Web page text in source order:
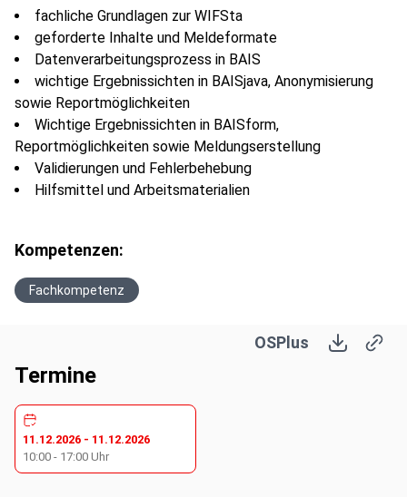
fachliche Grundlagen zur WIFSta
geforderte Inhalte und Meldeformate
Datenverarbeitungsprozess in BAIS
wichtige Ergebnissichten in BAISjava, Anonymisierung
sowie Reportmöglichkeiten
Wichtige Ergebnissichten in BAISform,
Reportmöglichkeiten sowie Meldungserstellung
Validierungen und Fehlerbehebung
Hilfsmittel und Arbeitsmaterialien
Kompetenzen:
Fachkompetenz
OSPlus
Termine
11.12.2026 - 11.12.2026
10:00 - 17:00 Uhr